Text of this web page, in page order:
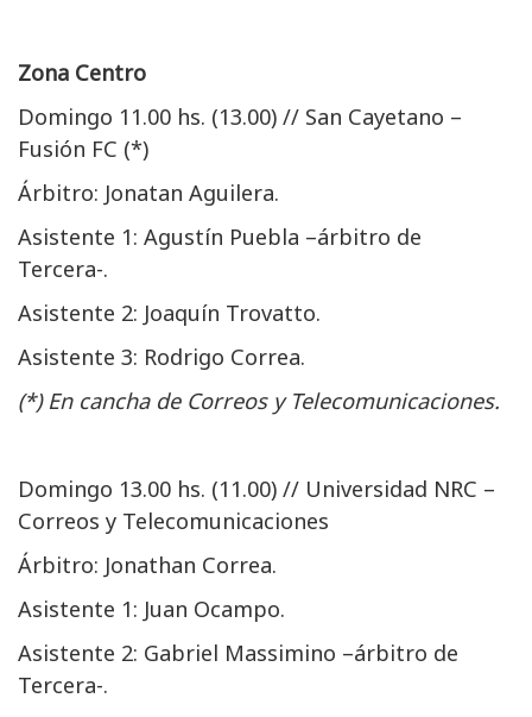
Zona Centro
Domingo 11.00 hs. (13.00) // San Cayetano –
Fusión FC (*)
Árbitro: Jonatan Aguilera.
Asistente 1: Agustín Puebla –árbitro de
Tercera-.
Asistente 2: Joaquín Trovatto.
Asistente 3: Rodrigo Correa.
(*) En cancha de Correos y Telecomunicaciones.
Domingo 13.00 hs. (11.00) // Universidad NRC –
Correos y Telecomunicaciones
Árbitro: Jonathan Correa.
Asistente 1: Juan Ocampo.
Asistente 2: Gabriel Massimino –árbitro de
Tercera-.